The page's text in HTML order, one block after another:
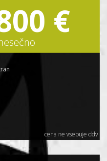
€
cena ne vsebuje ddv